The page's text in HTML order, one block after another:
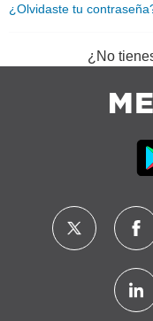
¿Olvidaste tu
¿No